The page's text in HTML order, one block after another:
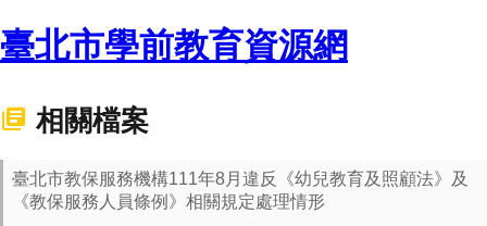
臺北市學前教育資源網
相關檔案
臺北市教保服務機構111年8月違反《幼兒教育及照顧法》及
《教保服務人員條例》相關規定處理情形